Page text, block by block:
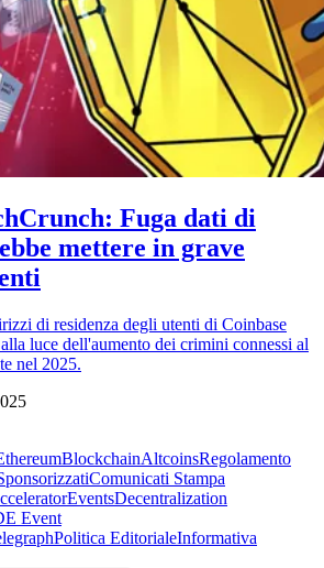
Fuga dati di
mettere in grave
di residenza degli utenti di Coinbase
luce dell'aumento dei crimini connessi al
nel 2025.
BlockchainAltcoinsRegolamento
Comunicati Stampa
EventsDecentralization
Event
Politica EditorialeInformativa